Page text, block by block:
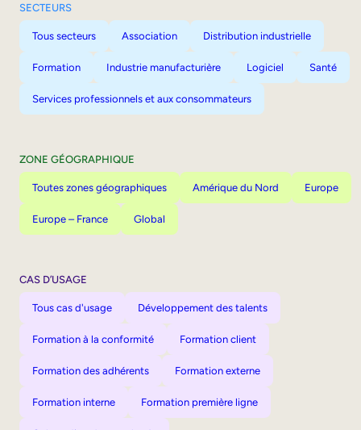
SECTEURS
Tous secteurs Association Distribution industrielle
Formation Industrie manufacturière Logiciel Santé
Services professionnels et aux consommateurs
ZONE GÉOGRAPHIQUE
Toutes zones géographiques Amérique du Nord Europe
Europe – France Global
CAS D’USAGE
Tous cas d'usage Développement des talents
Formation à la conformité Formation client
Formation des adhérents Formation externe
Formation interne Formation première ligne